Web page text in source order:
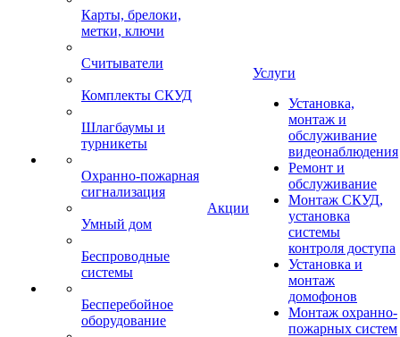
Карты, брелоки,
метки, ключи
Считыватели
Комплекты СКУД
Шлагбаумы и
турникеты
Охранно-пожарная
сигнализация
Умный дом
Беспроводные
системы
Бесперебойное
оборудование
Акции
Услуги
Установка,
монтаж и
обслуживание
видеонаблюдения
Ремонт и
обслуживание
Монтаж СКУД,
установка
системы
контроля доступа
Установка и
монтаж
домофонов
Монтаж охранно-
пожарных систем